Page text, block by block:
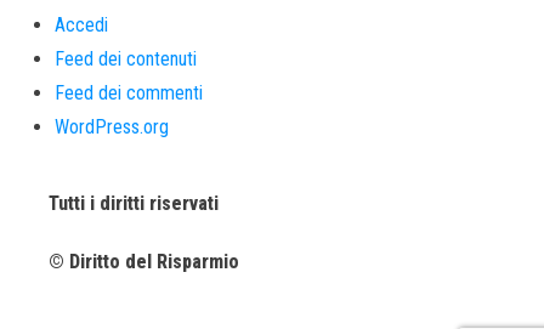
Accedi
Feed dei contenuti
Feed dei commenti
WordPress.org
Tutti i diritti riservati
© Diritto del Risparmio